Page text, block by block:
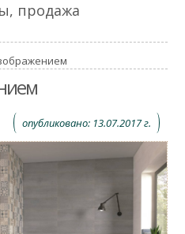
продажа
опубликовано: 13.07.2017 г.